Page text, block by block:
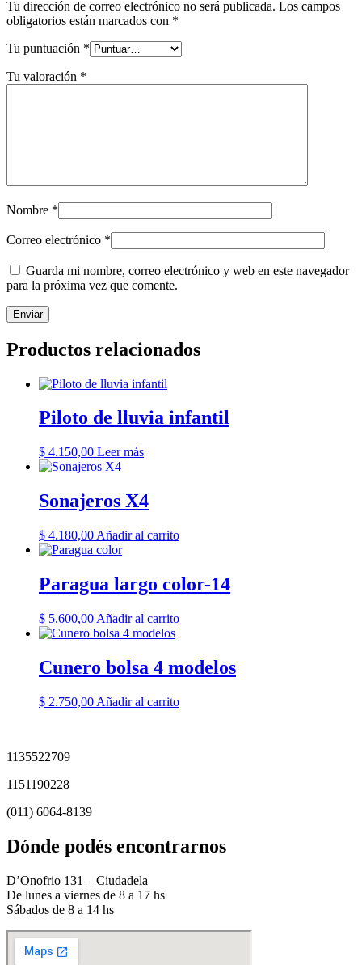
Tu dirección de correo electrónico no será publicada. Los campos
obligatorios están marcados con *
Tu puntuación *
Tu valoración *
Nombre *
Correo electrónico *
Guarda mi nombre, correo electrónico y web en este navegador
para la próxima vez que comente.
Productos relacionados
Piloto de lluvia infantil
$ 4.150,00 Leer más
Sonajeros X4
$ 4.180,00 Añadir al carrito
Paragua largo color-14
$ 5.600,00 Añadir al carrito
Cunero bolsa 4 modelos
$ 2.750,00 Añadir al carrito
1135522709
1151190228
(011) 6064-8139
Dónde podés encontrarnos
D’Onofrio 131 – Ciudadela
De lunes a viernes de 8 a 17 hs
Sábados de 8 a 14 hs